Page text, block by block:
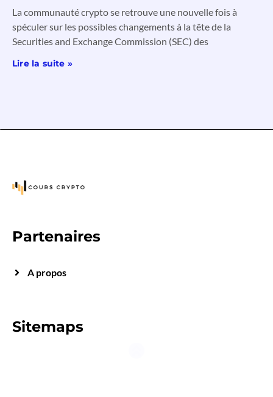
La communauté crypto se retrouve une nouvelle fois à
spéculer sur les possibles changements à la tête de la
Securities and Exchange Commission (SEC) des
Lire la suite »
Partenaires
A propos
Sitemaps